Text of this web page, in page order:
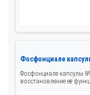
Фосфонциале
Фосфонциале капсулы
восстановление её